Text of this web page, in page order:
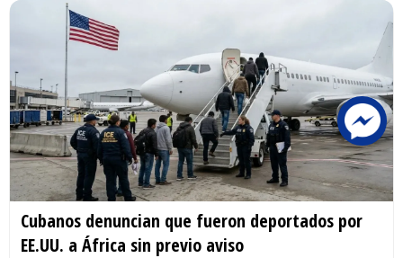
Cubanos denuncian que fueron deportados por
EE.UU. a África sin previo aviso